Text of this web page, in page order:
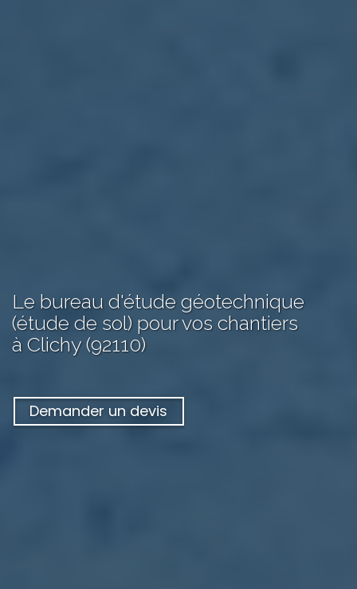
Le bureau d'étude géotechnique
(étude de sol) pour vos chantiers
à Clichy (92110)
Demander un devis